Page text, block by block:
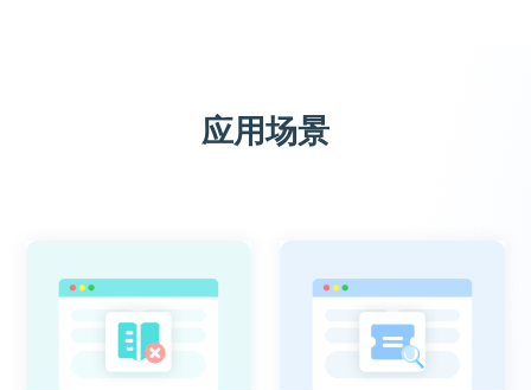
应用场景
片，就很节省工作时间